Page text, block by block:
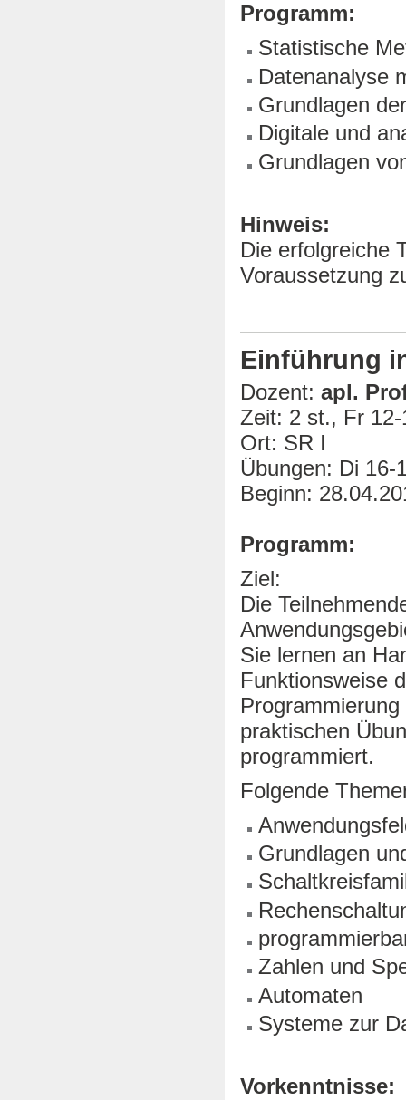
Programm:
Statistische
Datenanalyse
Grundlagen
Digitale und
Grundlagen
Hinweis:
Die erfolgreiche
Voraussetzung
Einführung
Dozent: apl.
Zeit: 2 st., Fr 12-
Ort: SR I
Übungen: Di 16-
Beginn:
Programm:
Ziel:
Die
Sie lernen an
Funktionsweise
praktischen
programmiert.
Folgende
Grundlagen
Zahlen und
Automaten
Systeme zur
Vorkenntnisse: